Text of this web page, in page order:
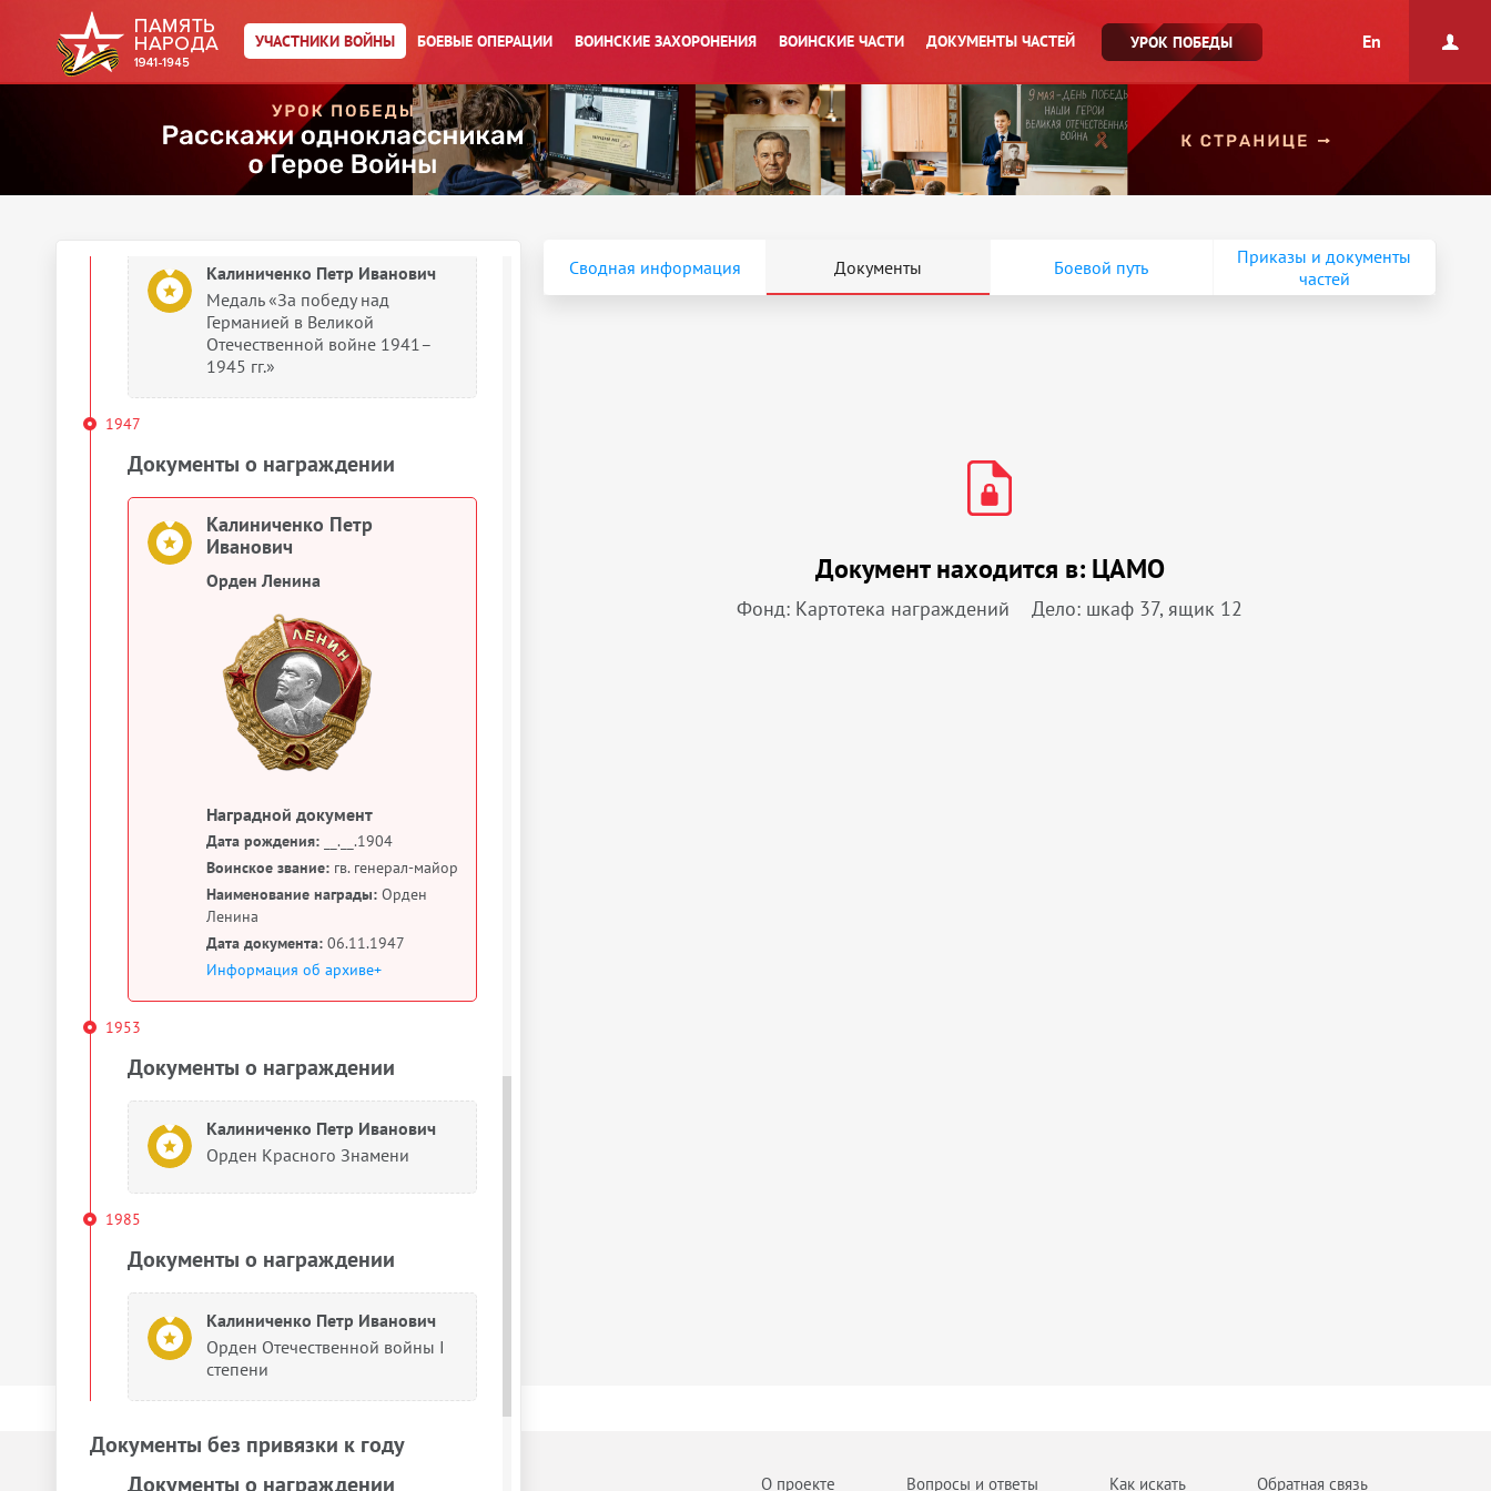
УЧАСТНИКИ ВОЙНЫ БОЕВЫЕ ОПЕРАЦИИ ВОИНСКИЕ ЗАХОРОНЕНИЯ ВОИНСКИЕ ЧАСТИ ДОКУМЕНТЫ ЧАСТЕЙ УРОК ПОБЕДЫ En
Медаль «За победу над
Германией в Великой
1945 гг.»
Калиниченко Петр Иванович
Медаль «За оборону Москвы»
Калиниченко Петр Иванович
Медаль «За победу над
Германией в Великой
Отечественной войне 1941–
1945 гг.»
1947
Документы о награждении
Калиниченко Петр
Иванович
Орден Ленина
Наградной документ
Дата рождения: __.__.1904
Воинское звание: гв. генерал-майор
Наименование награды: Орден
Ленина
Дата документа: 06.11.1947
Информация об архиве+
1953
Документы о награждении
Калиниченко Петр Иванович
Орден Красного Знамени
1985
Документы о награждении
Калиниченко Петр Иванович
Орден Отечественной войны I
степени
Документы без привязки к году
Документы о награждении
Сводная информация Документы Боевой путь
Приказы и документы
частей
Документ находится в: ЦАМО
Фонд: Картотека награждений Дело: шкаф 37, ящик 12
О проекте Вопросы и ответы Как искать Обратная связь